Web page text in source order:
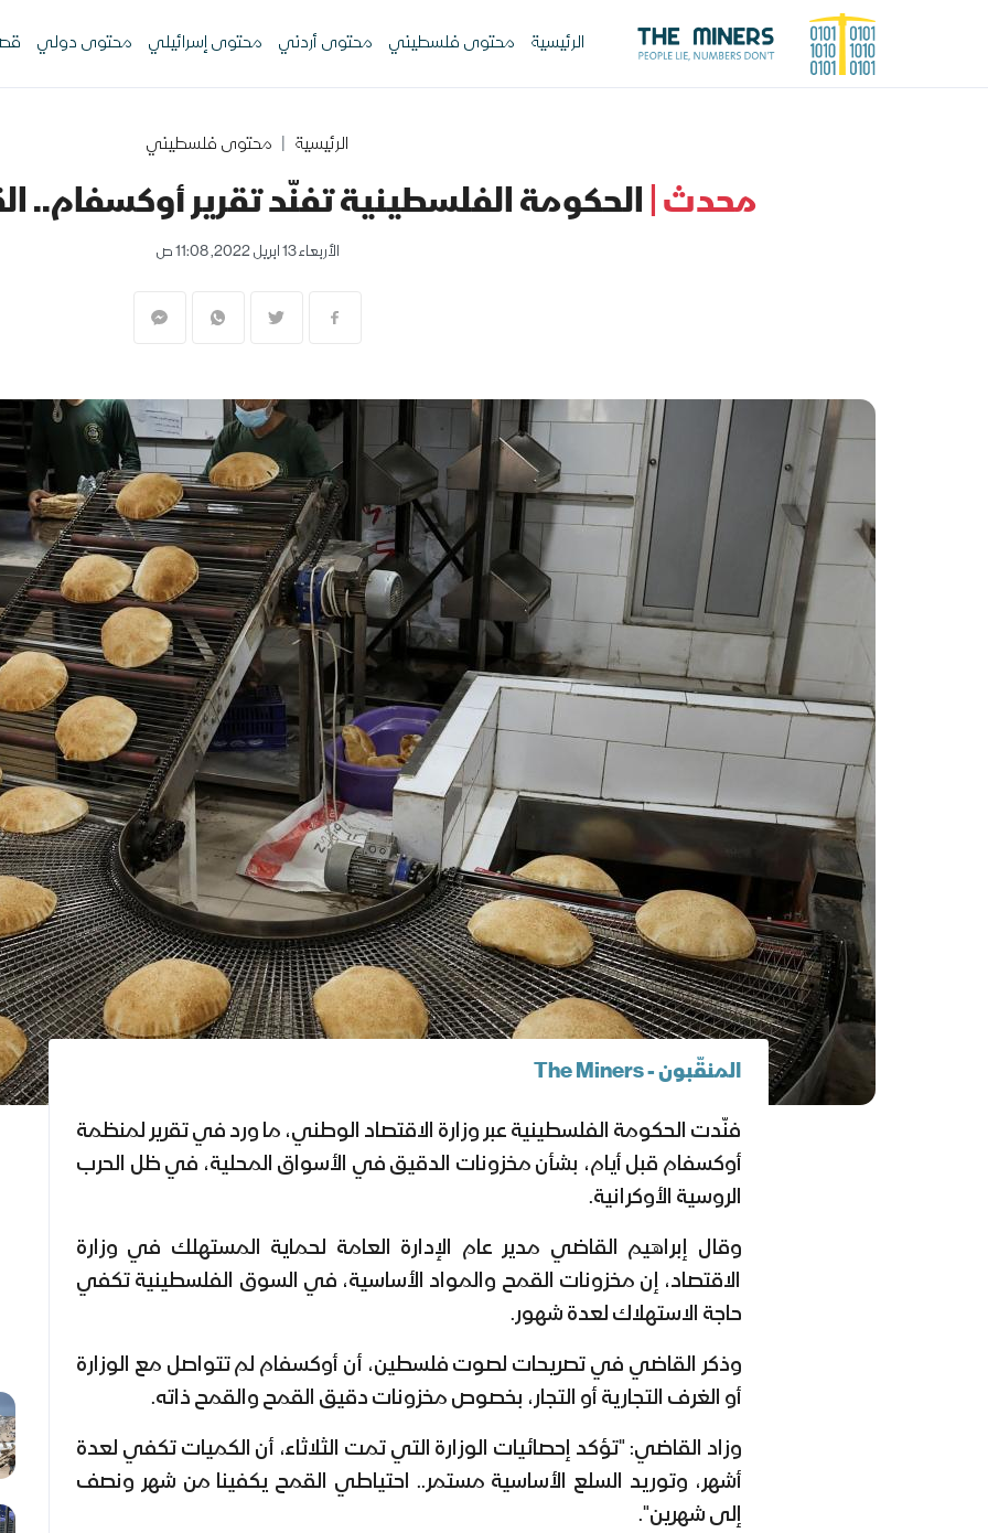
الرئيسية محتوى فلسطيني محتوى أردني محتوى إسرائيلي محتوى دولي
الرئيسية محتوى فلسطيني
محدث |الحكومة الفلسطينية تفنّد تقرير أوكسفام..
الأربعاء 13 ابريل 2022, 11:08 ص
المنقّبون - The Miners
فنّدت الحكومة الفلسطينية عبر وزارة الاقتصاد الوطني، ما ورد في تقرير لمنظمة
أوكسفام قبل أيام، بشأن مخزونات الدقيق في الأسواق المحلية، في ظل الحرب
الروسية الأوكرانية.
وقال إبراهيم القاضي مدير عام الإدارة العامة لحماية المستهلك في وزارة
الاقتصاد، إن مخزونات القمح والمواد الأساسية، في السوق الفلسطينية تكفي
حاجة الاستهلاك لعدة شهور.
وذكر القاضي في تصريحات لصوت فلسطين، أن أوكسفام لم تتواصل مع الوزارة
أو الغرف التجارية أو التجار، بخصوص مخزونات دقيق القمح والقمح ذاته.
وزاد القاضي: "تؤكد إحصائيات الوزارة التي تمت الثلاثاء، أن الكميات تكفي لعدة
أشهر، وتوريد السلع الأساسية مستمر.. احتياطي القمح يكفينا من شهر ونصف
إلى شهرين".